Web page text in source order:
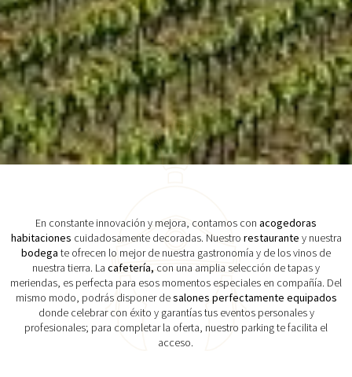
En constante innovación y mejora, contamos con acogedoras
habitaciones cuidadosamente decoradas. Nuestro restaurante y nuestra
bodega te ofrecen lo mejor de nuestra gastronomía y de los vinos de
nuestra tierra. La cafetería, con una amplia selección de tapas y
meriendas, es perfecta para esos momentos especiales en compañía. Del
mismo modo, podrás disponer desalones perfectamente equipados
donde celebrar con éxito y garantías tus eventos personales y
profesionales; para completar la oferta, nuestro parking te facilita el
acceso.